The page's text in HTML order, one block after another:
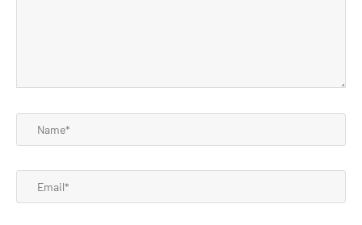
Name*
Email*